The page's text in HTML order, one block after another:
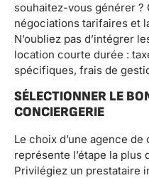
souhaitez-vous générer
négociations tarifaires et
N’oubliez pas d’intégrer
location courte durée :
spécifiques, frais de
SÉLECTIONNER LE
CONCIERGERIE
Le choix d’une agence
représente l’étape la plus
Privilégiez un prestataire